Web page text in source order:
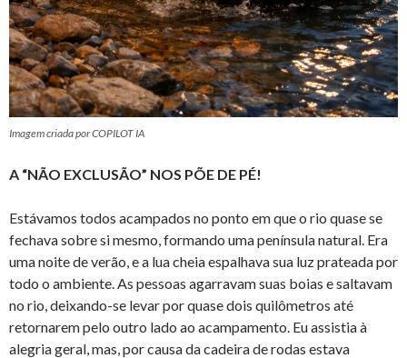
Imagem criada por COPILOT IA
A “NÃO EXCLUSÃO” NOS PÕE DE PÉ!
Estávamos todos acampados no ponto em que o rio quase se
fechava sobre si mesmo, formando uma península natural. Era
uma noite de verão, e a lua cheia espalhava sua luz prateada por
todo o ambiente. As pessoas agarravam suas boias e saltavam
no rio, deixando-se levar por quase dois quilômetros até
retornarem pelo outro lado ao acampamento. Eu assistia à
alegria geral, mas, por causa da cadeira de rodas estava